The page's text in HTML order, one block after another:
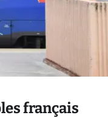
français